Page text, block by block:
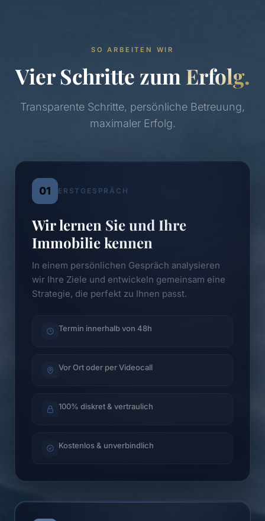
SO ARBEITEN WIR
Vier Schritte zum Erfolg.
Transparente Schritte, persönliche Betreuung,
maximaler Erfolg.
01 ERSTGESPRÄCH
Wir lernen Sie und Ihre
Immobilie kennen
In einem persönlichen Gespräch analysieren
wir Ihre Ziele und entwickeln gemeinsam eine
Strategie, die perfekt zu Ihnen passt.
Termin innerhalb von 48h
Vor Ort oder per Videocall
100% diskret & vertraulich
Kostenlos & unverbindlich